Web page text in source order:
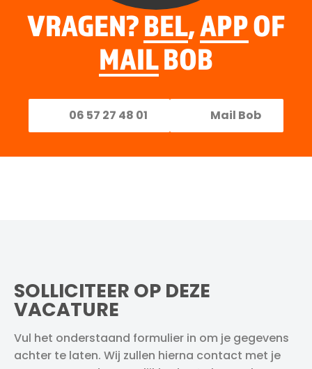
VRAGEN?BEL,APPOF
MAILBOB
06 57 27 48 01 Mail Bob
SOLLICITEER OP DEZE
VACATURE
Vul het onderstaand formulier in om je gegevens
achter te laten. Wij zullen hierna contact met je